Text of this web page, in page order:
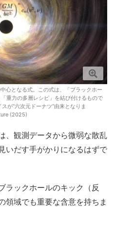
心となる式。この式は、「ブラックホー
重力の多層レシピ」を結び付けるもので
が“六次元ドーナツ”由来となりま
(2025)
、観測データから微弱な散乱
いだす手がかりになるはずで
ラックホールのキック（反
領域でも重要な含意を持ちま